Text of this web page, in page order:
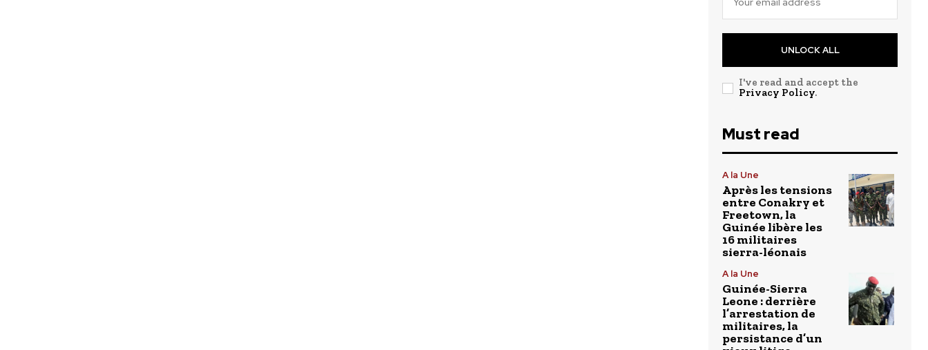
UNLOCK ALL
I've read and accept the
Privacy Policy.
Must read
A la Une
Après les tensions
entre Conakry et
Freetown, la
Guinée libère les
16 militaires
sierra-léonais
A la Une
Guinée-Sierra
Leone : derrière
l’arrestation de
militaires, la
persistance d’un